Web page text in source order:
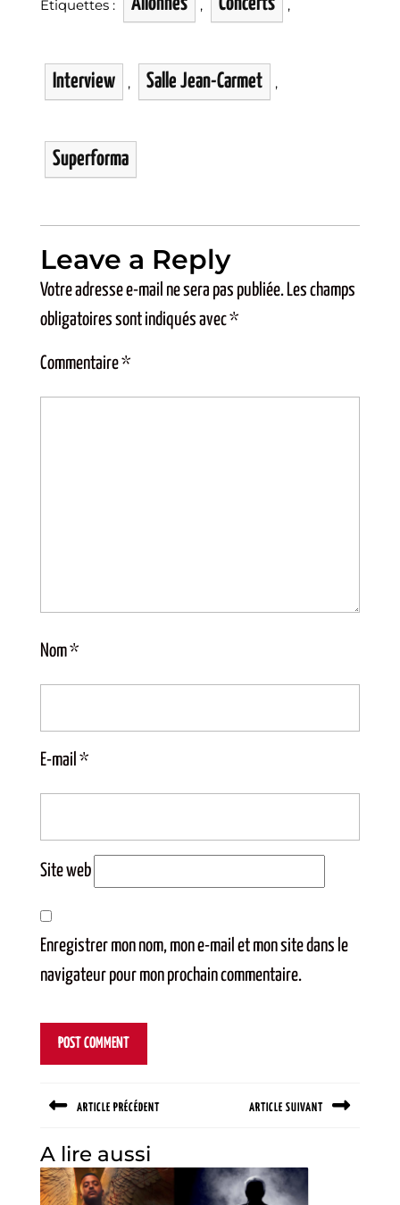
Étiquettes : Allonnes , Concerts ,
Interview , Salle Jean-Carmet ,
Superforma
Leave a Reply
Votre adresse e-mail ne sera pas publiée. Les champs
obligatoires sont indiqués avec*
Commentaire*
Nom*
E-mail *
Site web
Enregistrer mon nom, mon e-mail et mon site dans le
navigateur pour mon prochain commentaire.
de
l’article
ARTICLE PRÉCÉDENT
Previous
post:
ARTICLE SUIVANT
post:
A lire aussi